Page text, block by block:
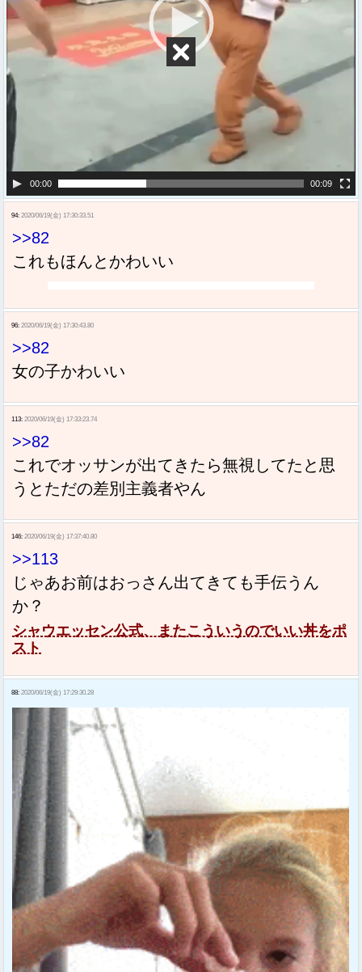
00:00 00:09
94: 2020/06/19(金) 17:30:33.51
>>82
これもほんとかわいい
96: 2020/06/19(金) 17:30:43.80
>>82
女の子かわいい
113: 2020/06/19(金) 17:33:23.74
>>82
これでオッサンが出てきたら無視してたと思
うとただの差別主義者やん
146: 2020/06/19(金) 17:37:40.80
>>113
じゃあお前はおっさん出てきても手伝うん
か？
シャウエッセン公式、またこういうのでいい丼をポ
スト
88: 2020/06/19(金) 17:29:30.28